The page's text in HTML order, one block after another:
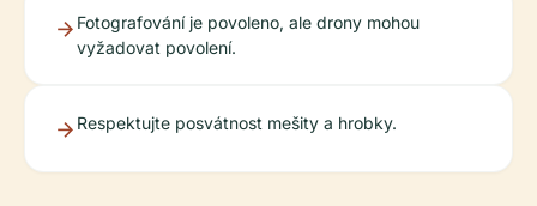
Fotografování je povoleno, ale drony mohou
vyžadovat povolení.
Respektujte posvátnost mešity a hrobky.